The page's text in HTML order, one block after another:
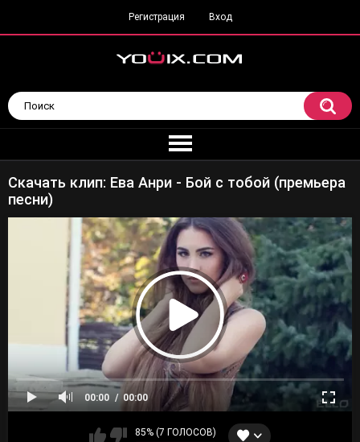
Регистрация Вход
Скачать клип: Ева Анри - Бой с тобой (премьера
песни)
00:00 00:00
85% (7 ГОЛОСОВ)